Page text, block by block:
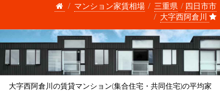
マンション家賃相場
三重県
四日市市
大字西阿倉川
大字西阿倉川の賃貸マンション(集合住宅・共同住宅)の平均家